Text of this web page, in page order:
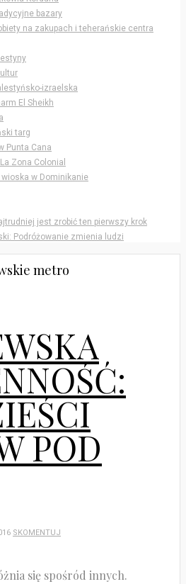
bazary
na zakupach i teherańskie centra
izraelska
El Sheikh
targ
Punta Cana
Zona Colonial
w Dominikanie
jest zrobić ten pierwszy krok
Podróżowanie zmienia ludzi
metro
POD
SKOMENTUJ
się spośród innych.